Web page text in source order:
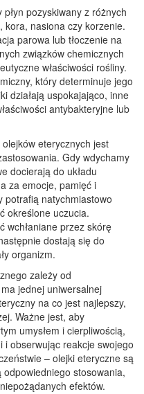
pozyskiwany z różnych
kora, nasiona czy korzenie.
parowa lub tłoczenie na
związków chemicznych
właściwości rośliny.
który determinuje jego
działają uspokajająco, inne
antybakteryjne lub
eterycznych jest
Gdy wdychamy
docierają do układu
za emocje, pamięć i
potrafią natychmiastowo
określone uczucia.
wchłaniane przez skórę
dostają się do
organizm.
zależy od
jednej uniwersalnej
na co jest najlepszy,
Ważne jest, aby
umysłem i cierpliwością,
obserwując reakcje swojego
– olejki eteryczne są
stosowania,
efektów.